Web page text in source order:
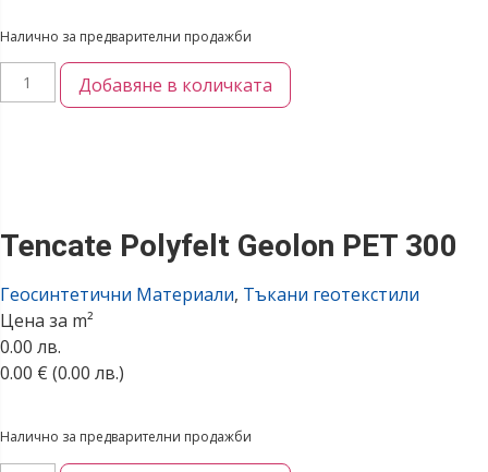
Налично за предварителни продажби
Добавяне в количката
Tencate Polyfelt Geolon PET 300
Геосинтетични Материали, Тъкани геотекстили
Цена за m²
0.00 лв.
0.00 € (0.00 лв.)
Налично за предварителни продажби